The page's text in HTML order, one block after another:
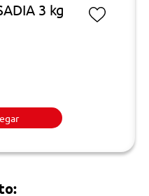
3 kg